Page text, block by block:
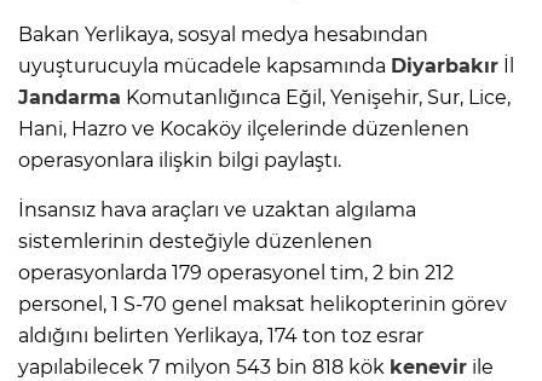
Bakan Yerlikaya, sosyal medya hesabından
uyuşturucuyla mücadele kapsamında Diyarbakır İl
Jandarma Komutanlığınca Eğil, Yenişehir, Sur, Lice,
Hani, Hazro ve Kocaköy ilçelerinde düzenlenen
operasyonlara ilişkin bilgi paylaştı.
İnsansız hava araçları ve uzaktan algılama
sistemlerinin desteğiyle düzenlenen
operasyonlarda 179 operasyonel tim, 2 bin 212
personel, 1 S-70 genel maksat helikopterinin görev
aldığını belirten Yerlikaya, 174 ton toz esrar
yapılabilecek 7 milyon 543 bin 818 kök kenevir ile